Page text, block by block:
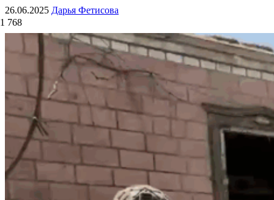
26.06.2025 Дарья Фетисова
1 768